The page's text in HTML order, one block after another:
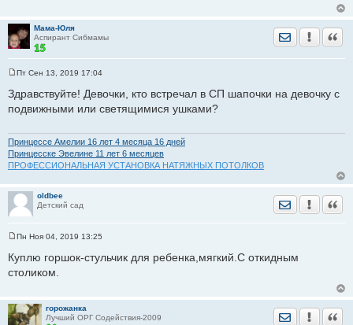
н
и
е
Мама-Юля
Аспирант Сибмамы
Отправить
о
б
щ
н
и
е
Пт Сен 13, 2019 17:04
Здравствуйте! Девочки, кто встречал в СП шапочки на девочку с
подвижными или светящимися ушками?
Принцессе Амелии 16 лет 4 месяца 16 дней
Принцесске Эвелине 11 лет 6 месяцев
ПРОФЕССИОНАЛЬНАЯ УСТАНОВКА НАТЯЖНЫХ ПОТОЛКОВ
oldbee
Детский сад
Отправить
о
б
н
е
Пн Ноя 04, 2019 13:25
Куплю горшок-стульчик для ребенка,мягкий.С откидным
столиком.
горожанка
Лучший ОРГ Содействия-2009
Отправить